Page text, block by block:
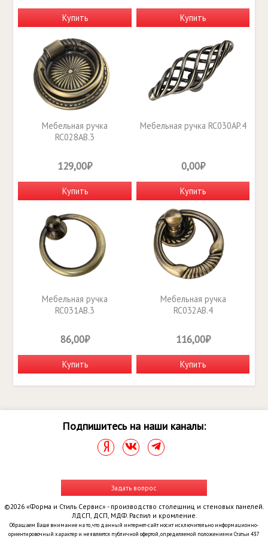
Купить Купить
Мебельная ручка
RC028AB.3
129,00₽
Купить
Мебельная ручка RC030AP.4
0,00₽
Купить
Мебельная ручка
RC031AB.3
86,00₽
Купить
Мебельная ручка
RC032AB.4
116,00₽
Купить
Подпишитесь на наши каналы:
Задать вопрос
©2026 «Форма и Стиль Сервис» - производство столешниц и стеновых панелей.
ЛДСП, ДСП, МДФ. Распил и кромление.
Обращаем Ваше внимание на то, что данный интернет-сайт носит исключительно информационно-
ориентировочный характер и не является публичной офертой, определяемой положениями Статьи 437